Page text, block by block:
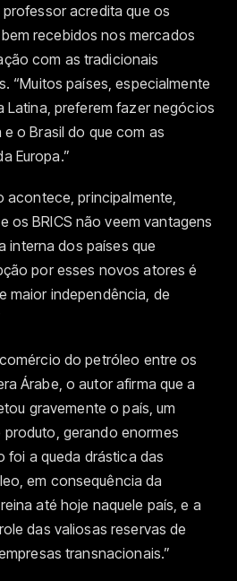
acredita que os
recebidos nos mercados
com as tradicionais
“Muitos países, especialmente
Latina, preferem fazer negócios
e o Brasil do que com as
Europa.”
acontece, principalmente,
os BRICS não veem vantagens
interna dos países que
por esses novos atores é
maior independência, de
do petróleo entre os
Árabe, o autor afirma que a
gravemente o país, um
gerando enormes
foi a queda drástica das
em consequência da
até hoje naquele país, e a
das valiosas reservas de
transnacionais.”